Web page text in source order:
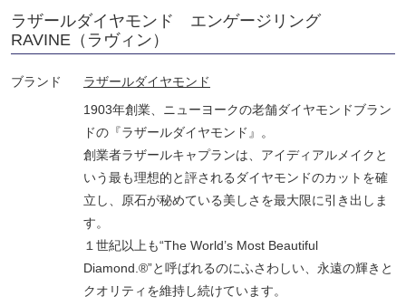
ラザールダイヤモンド エンゲージリング
RAVINE（ラヴィン）
ブランド
ラザールダイヤモンド
1903年創業、ニューヨークの老舗ダイヤモンドブラン
ドの『ラザールダイヤモンド』。
創業者ラザールキャプランは、アイディアルメイクと
いう最も理想的と評されるダイヤモンドのカットを確
立し、原石が秘めている美しさを最大限に引き出しま
す。
１世紀以上も“The World’s Most Beautiful
Diamond.®”と呼ばれるのにふさわしい、永遠の輝きと
クオリティを維持し続けています。